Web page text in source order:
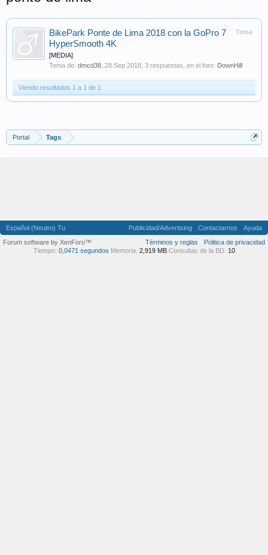
Tema
BikePark Ponte de Lima 2018 con la GoPro 7
HyperSmooth 4K
[MEDIA]
Tema de: dmcd38 28 Sep 2018 , 3 respuestas, en el foro: DownHill
Viendo resultados 1 a 1 de 1
Portal Tags
Español (Neutro) Tu Publicidad/Advertising Contactarnos
Ayuda
Términos y reglas
Politica de privacidad
Forum software by XenForo™
Tiempo: 0,0471 segundos Memoria: 2,919 MB Consultas de la BD: 10